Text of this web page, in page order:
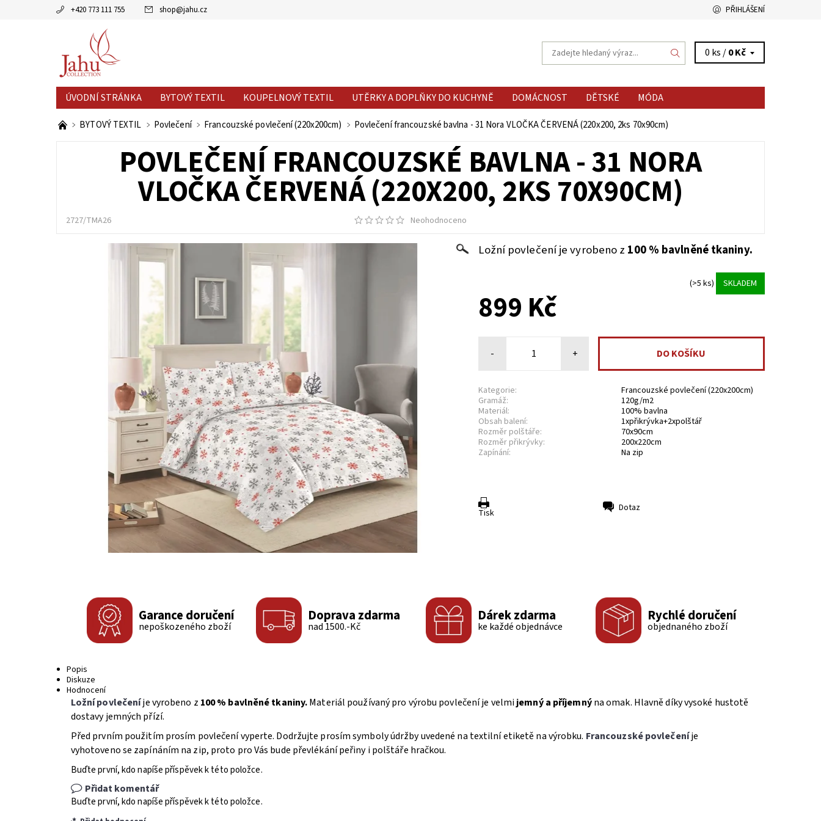
+420 773 111 755 shop@jahu.cz PŘIHLÁŠENÍ
0 ks /0 Kč
ÚVODNÍ STRÁNKA BYTOVÝ TEXTIL KOUPELNOVÝ TEXTIL UTĚRKY A DOPLŇKY DO KUCHYNĚ DOMÁCNOST DĚTSKÉ
MÓDA
AKCE MĚSÍCE
VÝPRODEJ %
BYTOVÝ TEXTIL Povlečení Francouzské povlečení (220x200cm) Povlečení francouzské bavlna - 31 Nora VLOČKA ČERVENÁ (220x200, 2ks 70x90cm)
POVLEČENÍ FRANCOUZSKÉ BAVLNA - 31 NORA
VLOČKA ČERVENÁ (220X200, 2KS 70X90CM)
2727/TMA26 Neohodnoceno
Ložní povlečení je vyrobeno z 100 % bavlněné tkaniny.
(>5 ks) SKLADEM
899 Kč
- +
Kategorie:
Francouzské povlečení (220x200cm)
Gramáž:
120g/m2
Materiál:
100% bavlna
Obsah balení:
1xpřikrývka+2xpolštář
Rozměr polštáře:
70x90cm
Rozměr přikrývky:
200x220cm
Zapínání:
Na zip
Tisk Dotaz
Garance doručení
nepoškozeného zboží
Doprava zdarma
nad 1500.-Kč
Dárek zdarma
ke každé objednávce
Rychlé doručení
objednaného zboží
Popis
Diskuze
Hodnocení
Ložní povlečeníje vyrobeno z 100 % bavlněné tkaniny.Materiál používaný pro výrobu povlečení je velmijemný a příjemnýna omak. Hlavně díky vysoké hustotě
dostavy jemných přízí.
Před prvním použitím prosím povlečení vyperte. Dodržujte prosím symboly údržby uvedené na textilní etiketě na výrobku. Francouzské povlečeníje
vyhotoveno se zapínáním na zip, proto pro Vás bude převlékání peřiny i polštáře hračkou.
Buďte první, kdo napíše příspěvek k této položce.
Přidat komentář
Buďte první, kdo napíše příspěvek k této položce.